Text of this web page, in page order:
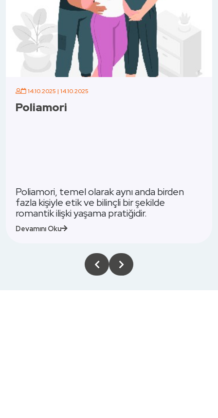
anda birden
şekilde
dinamiği olarak, sadece
veya üreme
fazlasını ifade eder.